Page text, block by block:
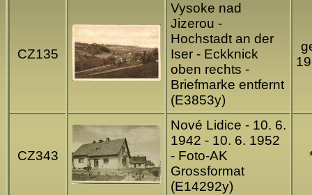
CZ135
Vysoke nad
Jizerou -
Hochstadt an der
Iser - Eckknick
oben rechts -
Briefmarke entfernt
(E3853y)
CZ343
Nové Lidice - 10. 6.
1942 - 10. 6. 1952
- Foto-AK
Grossformat
(E14292y)